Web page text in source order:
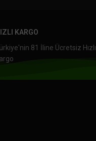
KARGO
81 İline Ücretsiz Hızlı